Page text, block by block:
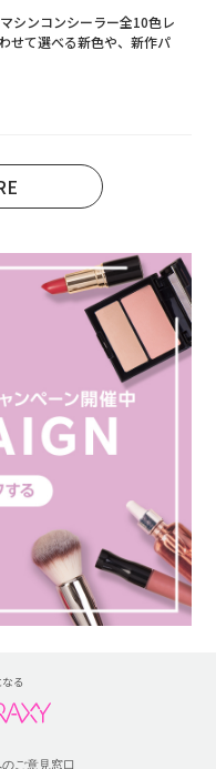
シンコンシーラー全10色レ
せて選べる新色や、新作パ
ご意見窓口